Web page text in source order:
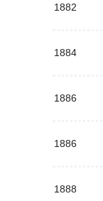
1882
1884
1886
1886
1888